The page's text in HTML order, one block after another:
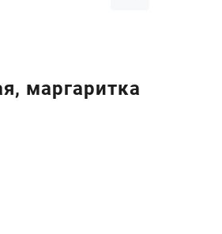
маргаритка